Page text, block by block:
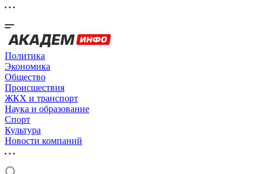
Политика
Экономика
Общество
Происшествия
ЖКХ и транспорт
Наука и образование
Спорт
Культура
Новости компаний